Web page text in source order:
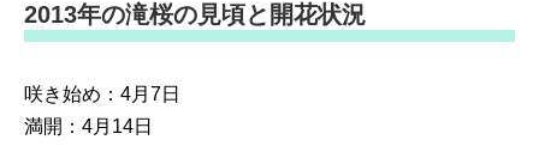
2013年の滝桜の見頃と開花状況
咲き始め：4月7日
満開：4月14日